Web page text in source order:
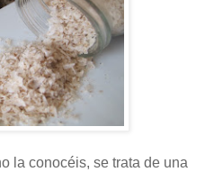
la conocéis, se trata de una